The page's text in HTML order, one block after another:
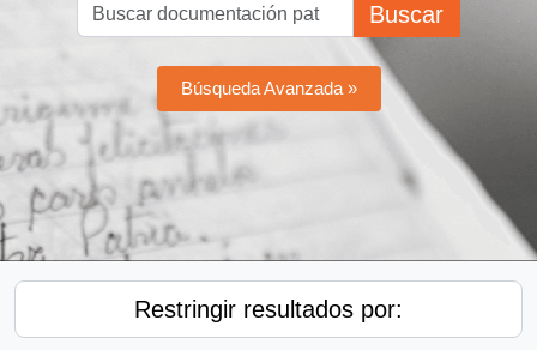
Buscar
Búsqueda Avanzada »
Restringir resultados por: